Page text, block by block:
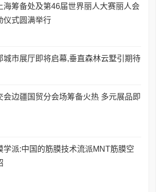
海筹备处及第46届世界丽人大赛丽人会
仪式圆满举行
城市展厅即将启幕,垂直森林云墅引期待
会边疆国贸分会场筹备火热 多元展品即
学派:中国的筋膜技术流派MNT筋膜空